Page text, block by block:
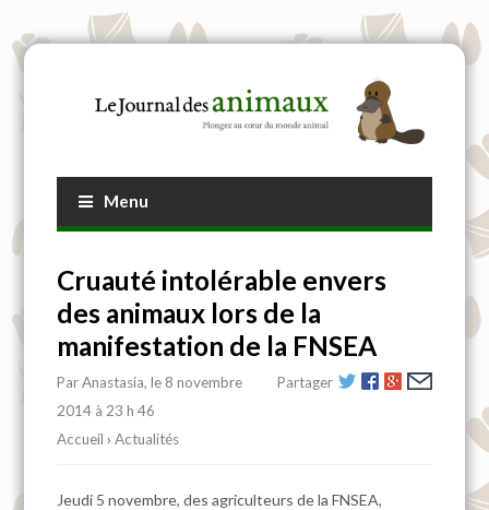
Menu
Cruauté intolérable envers
des animaux lors de la
manifestation de la FNSEA
Partager
ParAnastasia, le 8 novembre
2014 à 23 h 46
Accueil ›Actualités
Jeudi 5 novembre, des agriculteurs de la FNSEA,